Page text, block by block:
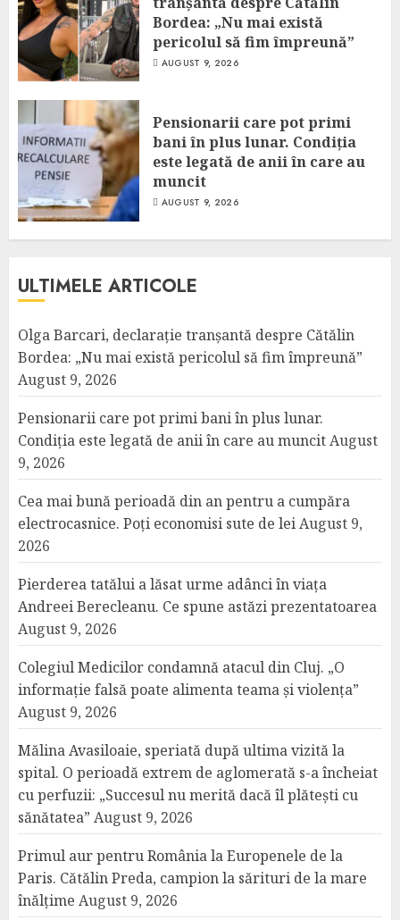
Bordea: „Nu mai există
pericolul să fim împreună”
AUGUST 9, 2026
Pensionarii care pot primi
bani în plus lunar. Condiția
este legată de anii în care au
muncit
AUGUST 9, 2026
ULTIMELE ARTICOLE
Olga Barcari, declarație tranșantă despre Cătălin
Bordea: „Nu mai există pericolul să fim împreună”
August 9, 2026
Pensionarii care pot primi bani în plus lunar.
Condiția este legată de anii în care au muncitAugust
9, 2026
Cea mai bună perioadă din an pentru a cumpăra
electrocasnice. Poți economisi sute de leiAugust 9,
2026
Pierderea tatălui a lăsat urme adânci în viața
Andreei Berecleanu. Ce spune astăzi prezentatoarea
August 9, 2026
Colegiul Medicilor condamnă atacul din Cluj. „O
informație falsă poate alimenta teama și violența”
August 9, 2026
Mălina Avasiloaie, speriată după ultima vizită la
spital. O perioadă extrem de aglomerată s-a încheiat
cu perfuzii: „Succesul nu merită dacă îl plătești cu
sănătatea” August 9, 2026
Primul aur pentru România la Europenele de la
Paris. Cătălin Preda, campion la sărituri de la mare
înălțime August 9, 2026